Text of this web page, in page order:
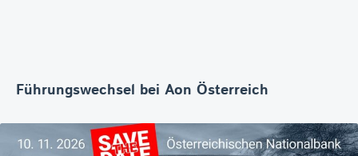
Führungswechsel bei Aon Österreich